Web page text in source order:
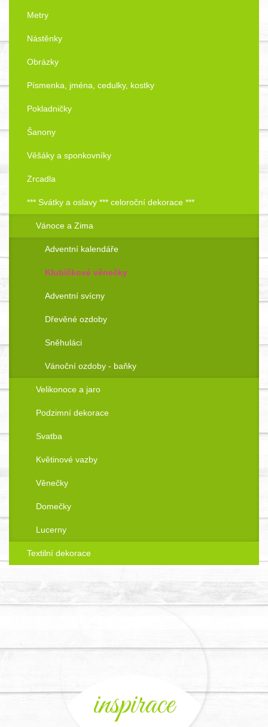
Metry
Nástěnky
Obrázky
Písmenka, jména, cedulky, kostky
Pokladničky
Šanony
Věšáky a sponkovníky
Zrcadla
*** Svátky a oslavy *** celoroční dekorace ***
Vánoce a Zima
Adventní kalendáře
Klubíčkové věnečky
Adventní svícny
Dřevěné ozdoby
Sněhuláci
Vánoční ozdoby - baňky
Velikonoce a jaro
Podzimní dekorace
Svatba
Květinové vazby
Věnečky
Domečky
Lucerny
Textilní dekorace
inspirace